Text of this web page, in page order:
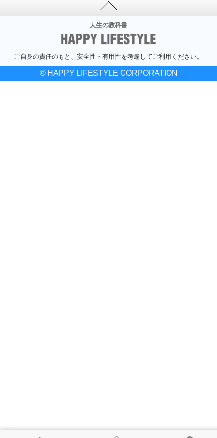
人生の教科書
ご自身の責任のもと、安全性・有用性を考慮してご利用ください。
© HAPPY LIFESTYLE CORPORATION